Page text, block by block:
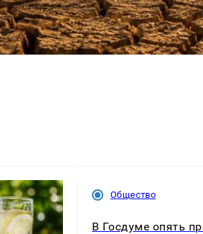
Общество
В Госдуме опять